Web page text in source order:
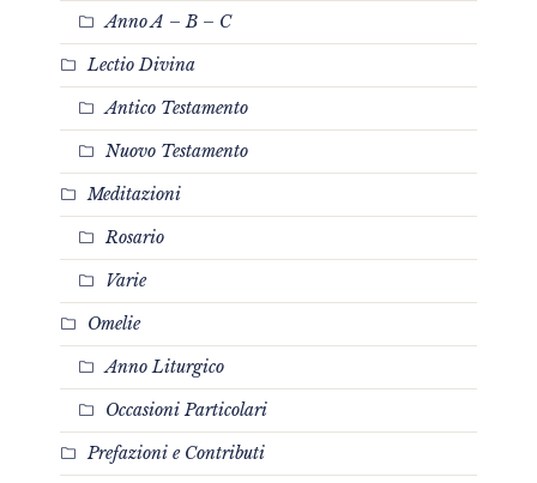
Anno A – B – C
Lectio Divina
Antico Testamento
Nuovo Testamento
Meditazioni
Rosario
Varie
Omelie
Anno Liturgico
Occasioni Particolari
Prefazioni e Contributi